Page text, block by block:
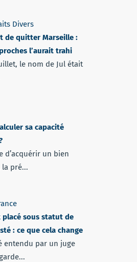
Divers
de quitter Marseille :
l’aurait trahi
le nom de Jul était
sa capacité
d’acquérir un bien
la pré...
placé sous statut de
: ce que cela change
entendu par un juge